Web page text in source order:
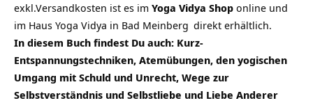
exkl.Versandkosten ist es im Yoga Vidya Shop online und
im Haus Yoga Vidya in Bad Meinberg direkt erhältlich.
In diesem Buch findest Du auch: Kurz-
Entspannungstechniken, Atemübungen, den yogischen
Umgang mit Schuld und Unrecht, Wege zur
Selbstverständnis und Selbstliebe und Liebe Anderer